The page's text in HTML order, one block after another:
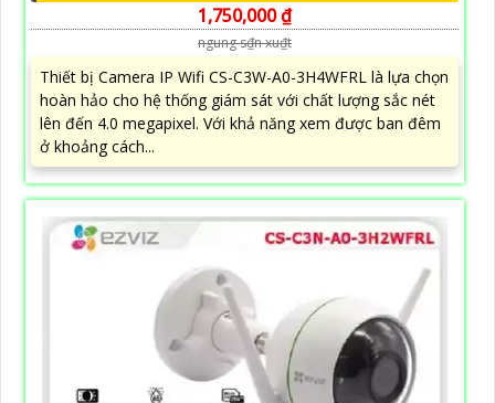
1,750,000 ₫
ngung s₫n xu₫t
Thiết bị Camera IP Wifi CS-C3W-A0-3H4WFRL là lựa chọn
hoàn hảo cho hệ thống giám sát với chất lượng sắc nét
lên đến 4.0 megapixel. Với khả năng xem được ban đêm
ở khoảng cách...